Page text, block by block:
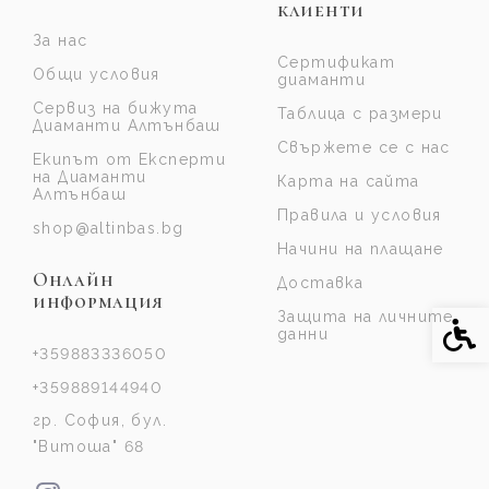
За нас
Общи условия
Сервиз на бижута
Диаманти Алтънбаш
Екипът от Експерти
на Диаманти
Алтънбаш
shop@altinbas.bg
Онлайн
информация
+359883336050
+359889144940
гр. София, бул.
"Витоша" 68
клиенти
Сертификат
диаманти
Таблица с размери
Свържете се с нас
Карта на сайта
Правила и условия
Начини на плащане
Доставка
Защита на личните
данни